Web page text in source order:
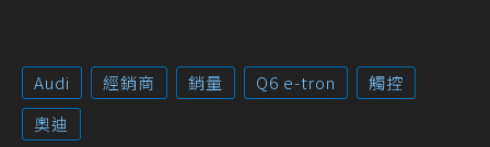
Audi 經銷商 銷量 Q6 e-tron
觸控
奧迪